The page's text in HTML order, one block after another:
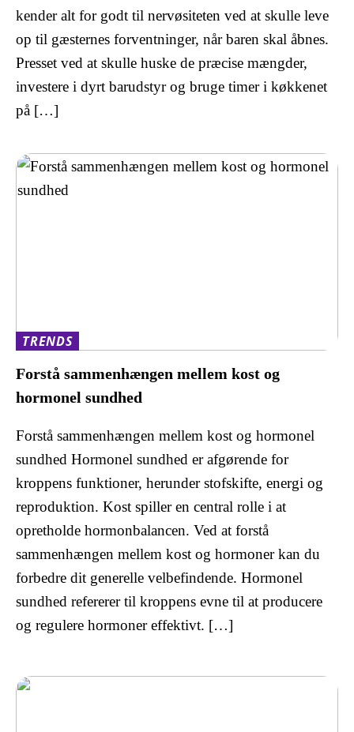
kender alt for godt til nervøsiteten ved at skulle leve
op til gæsternes forventninger, når baren skal åbnes.
Presset ved at skulle huske de præcise mængder,
investere i dyrt barudstyr og bruge timer i køkkenet
på […]
TRENDS
Forstå sammenhængen mellem kost og
hormonel sundhed
Forstå sammenhængen mellem kost og hormonel
sundhed Hormonel sundhed er afgørende for
kroppens funktioner, herunder stofskifte, energi og
reproduktion. Kost spiller en central rolle i at
opretholde hormonbalancen. Ved at forstå
sammenhængen mellem kost og hormoner kan du
forbedre dit generelle velbefindende. Hormonel
sundhed refererer til kroppens evne til at producere
og regulere hormoner effektivt. […]